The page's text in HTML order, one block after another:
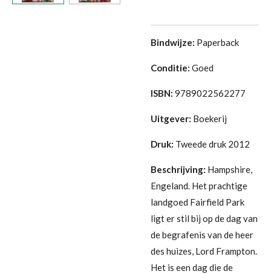
Bindwijze: Paperback
Conditie: Goed
ISBN: 9789022562277
Uitgever: Boekerij
Druk: Tweede druk 2012
Beschrijving: Hampshire,
Engeland. Het prachtige
landgoed Fairfield Park
ligt er stil bij op de dag van
de begrafenis van de heer
des huizes, Lord Frampton.
Het is een dag die de